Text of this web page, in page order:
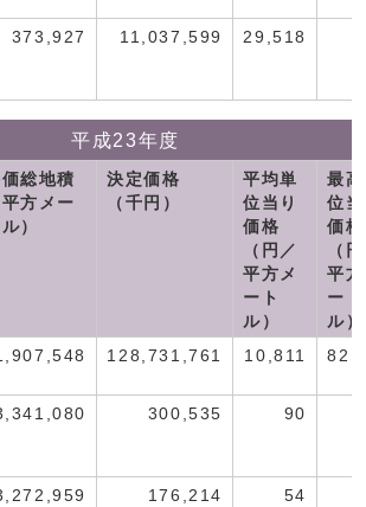
373,927 11,037,599 29,518
平成23年度
総地積
平方メー
ル）
決定価格
（千円）
平均単
位当り
価格
（円／
平方メ
ート
ル）
最
位
価格
（
平
ート
ル）
128,731,761 10,811
300,535 90
176,214 54